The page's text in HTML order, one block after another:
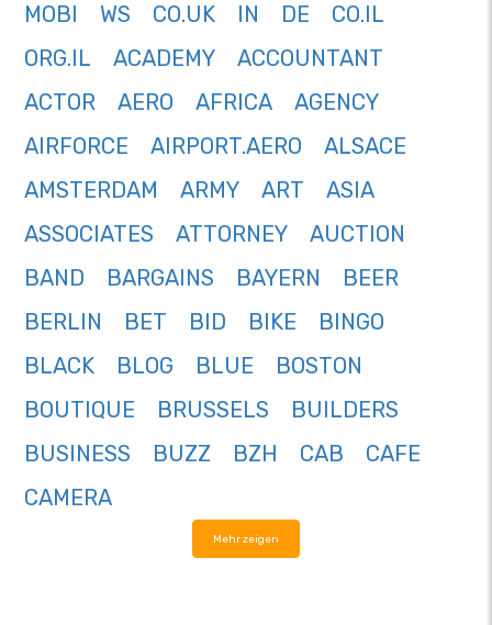
MOBI
WS CO.UK IN DE
CO.IL
ORG.IL
ACADEMY
ACCOUNTANT
ACTOR
AERO AFRICA
AGENCY
AIRFORCE
AIRPORT.AERO
ALSACE
AMSTERDAM
ARMY ART
ASIA
ASSOCIATES
ATTORNEY
AUCTION
BAND
BARGAINS BAYERN
BEER
BERLIN
BET BID BIKE
BINGO
BLACK
BLOG BLUE
BOSTON
BOUTIQUE
BRUSSELS
BUILDERS
BUSINESS
BUZZ BZH CAB
CAFE
CAMERA
Mehr zeigen